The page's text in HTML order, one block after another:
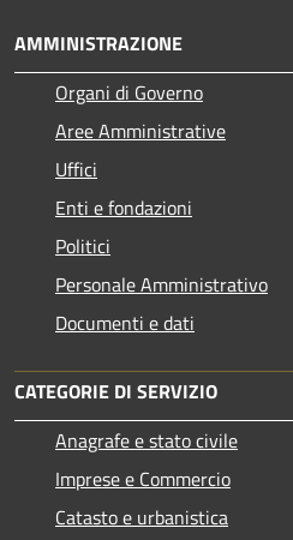
AMMINISTRAZIONE
Organi di Governo
Aree Amministrative
Uffici
Enti e fondazioni
Politici
Personale Amministrativo
Documenti e dati
CATEGORIE DI SERVIZIO
Anagrafe e stato civile
Imprese e Commercio
Catasto e urbanistica